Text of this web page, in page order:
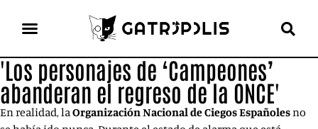
'Los personajes de ‘Campeones’
abanderan el regreso de la ONCE'
En realidad, laOrganización Nacional de Ciegos Españolesno